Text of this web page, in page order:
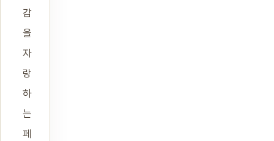
감
을
자
랑
하
는
페